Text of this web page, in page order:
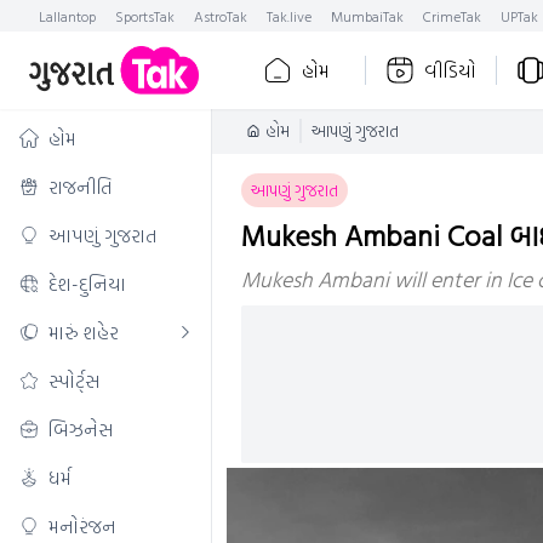
Lallantop SportsTak AstroTak Tak.live MumbaiTak CrimeTak UPTak
હોમ વીડિયો
હોમ
રાજનીતિ
આપણું ગુજરાત
દેશ-દુનિયા
મારું શહેર
સ્પોર્ટ્સ
બિઝનેસ
ધર્મ
મનોરંજન
હોમ આપણું ગુજરાત
આપણું ગુજરાત
Mukesh Ambani Coal
Mukesh Ambani will enter in Ice